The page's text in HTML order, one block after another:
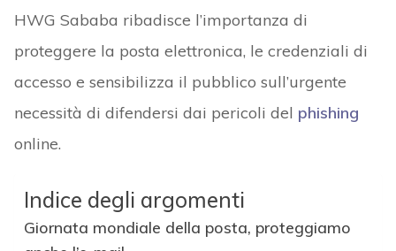
HWG Sababa ribadisce l’importanza di
proteggere la posta elettronica, le credenziali di
accesso e sensibilizza il pubblico sull’urgente
necessità di difendersi dai pericoli del phishing
online.
Indice degli argomenti
Giornata mondiale della posta, proteggiamo